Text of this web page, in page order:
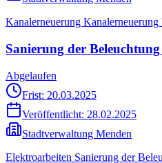
Kanalerneuerung
Sanierung der
Abgelaufen
Frist: 20.03.2025
Veröffentlicht: 28.02.2025
Stadtverwaltung Menden
Elektroarbeiten Sanierung der